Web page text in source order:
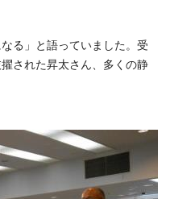
る」と語っていました。受
された昇太さん、多くの静